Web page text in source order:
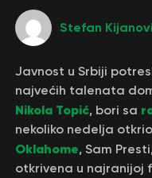
Stefan
Javnost u Srbiji
najvećih talenata
Nikola Topić, bori sa
nekoliko nedelja
Oklahome, Sam
otkrivena u najranijoj